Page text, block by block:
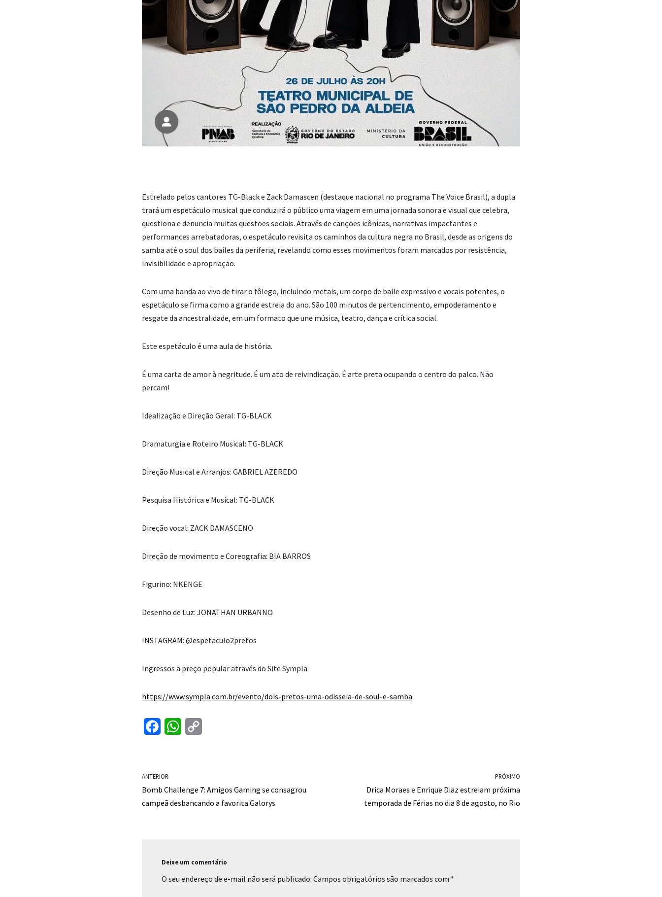
Estrelado pelos cantores TG-Black e Zack Damascen (destaque nacional no programa The Voice Brasil), a dupla
trará um espetáculo musical que conduzirá o público uma viagem em uma jornada sonora e visual que celebra,
questiona e denuncia muitas questões sociais. Através de canções icônicas, narrativas impactantes e
performances arrebatadoras, o espetáculo revisita os caminhos da cultura negra no Brasil, desde as origens do
samba até o soul dos bailes da periferia, revelando como esses movimentos foram marcados por resistência,
invisibilidade e apropriação.
Com uma banda ao vivo de tirar o fôlego, incluindo metais, um corpo de baile expressivo e vocais potentes, o
espetáculo se firma como a grande estreia do ano. São 100 minutos de pertencimento, empoderamento e
resgate da ancestralidade, em um formato que une música, teatro, dança e crítica social.
Este espetáculo é uma aula de história.
É uma carta de amor à negritude. É um ato de reivindicação. É arte preta ocupando o centro do palco. Não
percam!
Idealização e Direção Geral: TG-BLACK
Dramaturgia e Roteiro Musical: TG-BLACK
Direção Musical e Arranjos: GABRIEL AZEREDO
Pesquisa Histórica e Musical: TG-BLACK
Direção vocal: ZACK DAMASCENO
Direção de movimento e Coreografia: BIA BARROS
Figurino: NKENGE
Desenho de Luz: JONATHAN URBANNO
INSTAGRAM: @espetaculo2pretos
Ingressos a preço popular através do Site Sympla:
https://www.sympla.com.br/evento/dois-pretos-uma-odisseia-de-soul-e-samba
e
b
s
L
ANTERIOR
Bomb Challenge 7: Amigos Gaming se consagrou
campeã desbancando a favorita Galorys
PRÓXIMO
Drica Moraes e Enrique Diaz estreiam próxima
temporada de Férias no dia 8 de agosto, no Rio
Deixe um comentário
O seu endereço de e-mail não será publicado. Campos obrigatórios são marcados com *